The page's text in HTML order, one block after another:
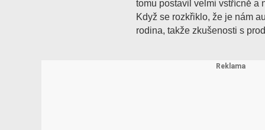
tomu postavil velmi vstřícně a
Když se rozkřiklo, že je nám
rodina, takže zkušenosti s